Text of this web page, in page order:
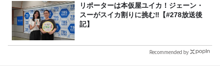
リポーターは本仮屋ユイカ！ジェーン・
スーがスイカ割りに挑む‼【#278放送後
記】
Recommended by